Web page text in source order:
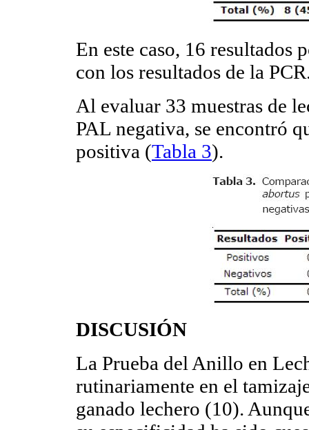
En este caso, 16
con los resultados de la
Al evaluar 33 muestras de
PAL negativa, se encontró
positiva (Tabla 3).
DISCUSIÓN
La Prueba del Anillo en
rutinariamente en el
ganado lechero (10).